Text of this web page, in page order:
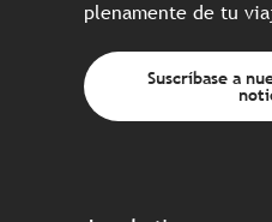
plenamente de tu
Suscríbase a